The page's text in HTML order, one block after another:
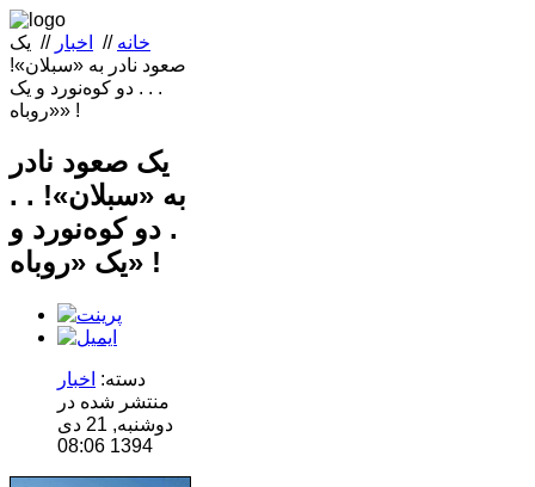
خانه // اخبار // یک
صعود نادر به «سبلان»!
. . . دو کوه‌نورد و یک
«روباه» !
یک صعود نادر
به «سبلان»! . .
. دو کوه‌نورد و
یک «روباه» !
دسته: اخبار
منتشر شده در
دوشنبه, 21 دی
1394 08:06